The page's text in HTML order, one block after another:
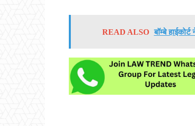
READ ALSO बॉम्बे